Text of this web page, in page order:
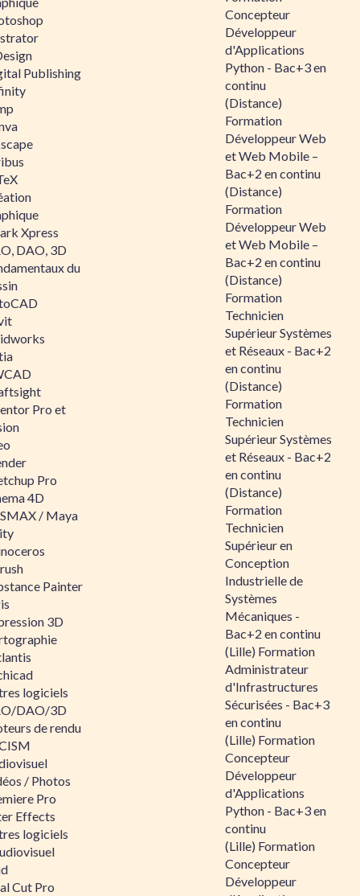
Publishing
Xpress
DAO, 3D
du
Pro et
Pro
4D
/ Maya
Painter
3D
logiciels
DAO/3D
de rendu
/ Photos
Pro
Effects
logiciels
Cut Pro
Concepteur
Développeur
d'Applications
Python - Bac+3 en
continu
(Distance)
Formation
Développeur Web
et Web Mobile –
Bac+2 en continu
(Distance)
Formation
Développeur Web
et Web Mobile –
Bac+2 en continu
(Distance)
Formation
Technicien
Supérieur Systèmes
et Réseaux - Bac+2
en continu
(Distance)
Formation
Technicien
Supérieur Systèmes
et Réseaux - Bac+2
en continu
(Distance)
Formation
Technicien
Supérieur en
Conception
Industrielle de
Systèmes
Mécaniques -
Bac+2 en continu
(Lille) Formation
Administrateur
d'Infrastructures
Sécurisées - Bac+3
en continu
(Lille) Formation
Concepteur
Développeur
d'Applications
Python - Bac+3 en
continu
(Lille) Formation
Concepteur
Développeur